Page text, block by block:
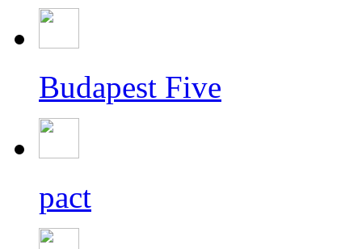
Budapest Five
pact